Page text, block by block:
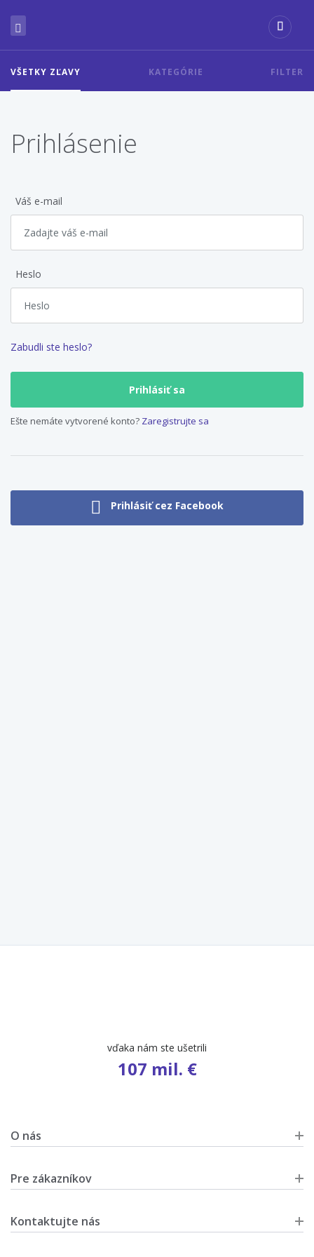
VŠETKY ZĽAVY KATEGÓRIE FILTER
Prihlásenie
Váš e-mail
Heslo
Zabudli ste heslo?
Ešte nemáte vytvorené konto? Zaregistrujte sa
Prihlásiť cez Facebook
vďaka nám ste ušetrili
107 mil. €
O nás
Pre zákazníkov
Kontaktujte nás